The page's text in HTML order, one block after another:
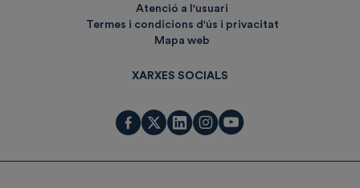
Atenció a l'usuari
Termes i condicions d'ús i privacitat
Mapa web
XARXES SOCIALS